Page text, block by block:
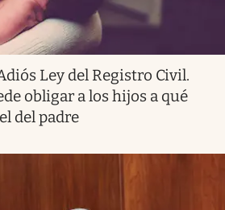
Ley del Registro Civil.
obligar a los hijos a qué
del padre